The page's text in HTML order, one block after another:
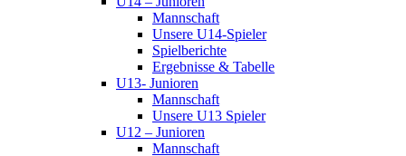
Mannschaft
Unsere U14-Spieler
Spielberichte
Ergebnisse & Tabelle
U13- Junioren
Mannschaft
Unsere U13 Spieler
U12 – Junioren
Mannschaft